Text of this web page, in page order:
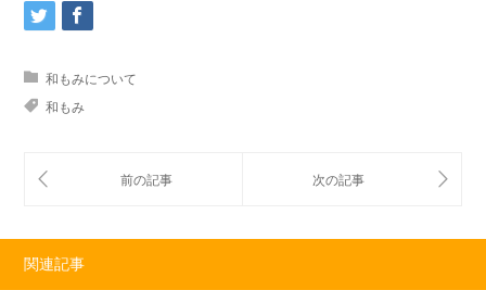
和もみについて
和もみ
関連記事